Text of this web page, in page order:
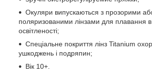
Окуляри випускаються з прозорими
поляризованими лінзами для плавання в
освітленості;
Спеціальне покриття лінз Titanium
ушкоджень і подряпин;
Вік 10+.